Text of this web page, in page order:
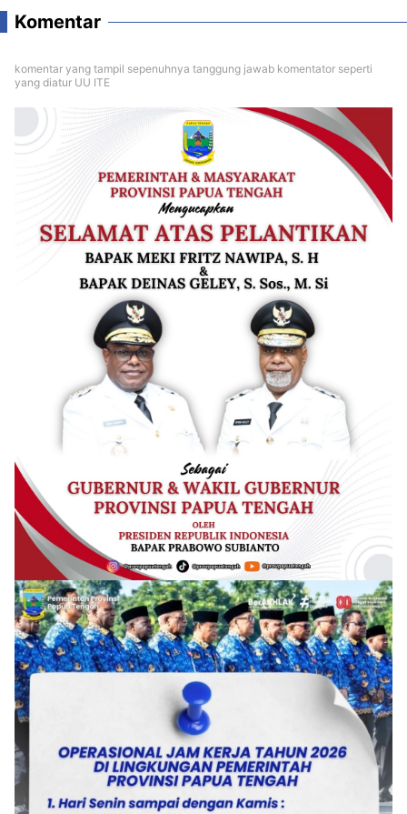
Komentar
komentar yang tampil sepenuhnya tanggung jawab komentator seperti
yang diatur UU ITE